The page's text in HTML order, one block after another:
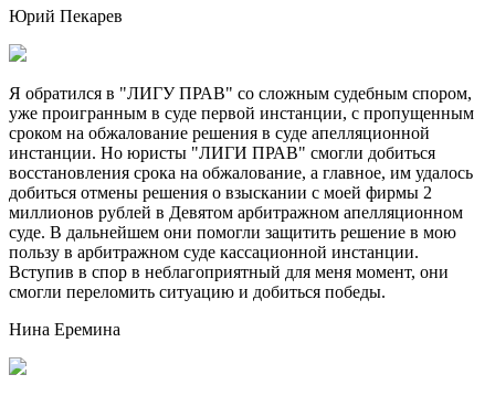
Юрий Пекарев
Я обратился в "ЛИГУ ПРАВ" со сложным судебным спором,
уже проигранным в суде первой инстанции, с пропущенным
сроком на обжалование решения в суде апелляционной
инстанции. Но юристы "ЛИГИ ПРАВ" смогли добиться
восстановления срока на обжалование, а главное, им удалось
добиться отмены решения о взыскании с моей фирмы 2
миллионов рублей в Девятом арбитражном апелляционном
суде. В дальнейшем они помогли защитить решение в мою
пользу в арбитражном суде кассационной инстанции.
Вступив в спор в неблагоприятный для меня момент, они
смогли переломить ситуацию и добиться победы.
Нина Еремина